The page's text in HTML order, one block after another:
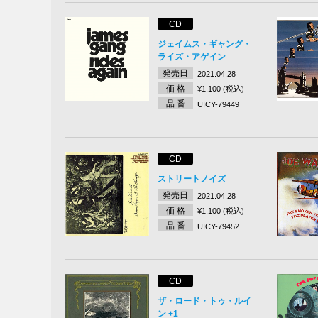
CD
ジェイムス・ギャング・
ライズ・アゲイン
発売日
2021.04.28
価 格 ¥1,100 (税込)
品 番 UICY-79449
CD
ストリートノイズ
発売日
2021.04.28
価 格 ¥1,100 (税込)
品 番 UICY-79452
CD
ザ・ロード・トゥ・ルイ
ン +1